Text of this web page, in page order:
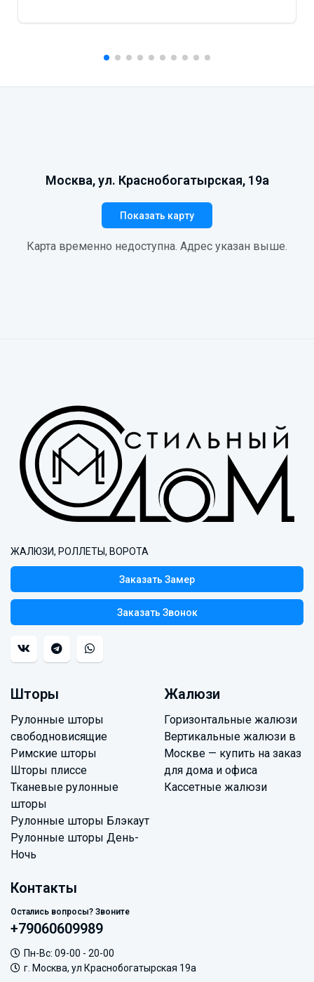
Москва, ул. Краснобогатырская, 19а
Показать карту
Карта временно недоступна. Адрес указан выше.
ЖАЛЮЗИ, РОЛЛЕТЫ, ВОРОТА
Заказать Замер
Заказать Звонок
Шторы
Рулонные шторы
свободновисящие
Римские шторы
Шторы плиссе
Тканевые рулонные
шторы
Рулонные шторы Блэкаут
Рулонные шторы День-
Ночь
Жалюзи
Горизонтальные жалюзи
Вертикальные жалюзи в
Москве — купить на заказ
для дома и офиса
Кассетные жалюзи
Контакты
Остались вопросы? Звоните
+79060609989
Пн-Вс: 09-00 - 20-00
г. Москва, ул Краснобогатырская 19а